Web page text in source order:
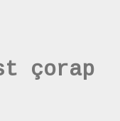
çorap